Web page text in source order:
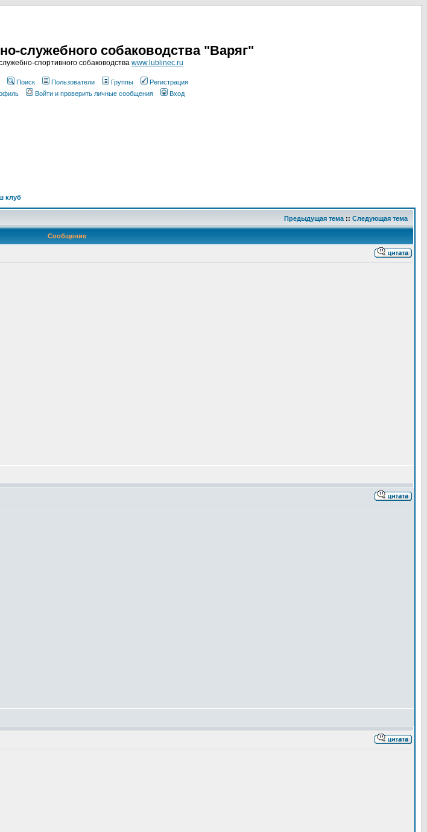
служебного собаководства "Варяг"
спортивного собаководства www.lublinec.ru
Поиск Пользователи Группы
Регистрация
Войти и проверить личные сообщения Вход
клуб
Предыдущая тема :: Следующая тема
Сообщение